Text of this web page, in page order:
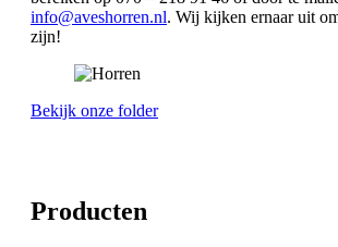
info@aveshorren.nl. Wij kijken ernaar uit
zijn!
Bekijk onze folder
Producten